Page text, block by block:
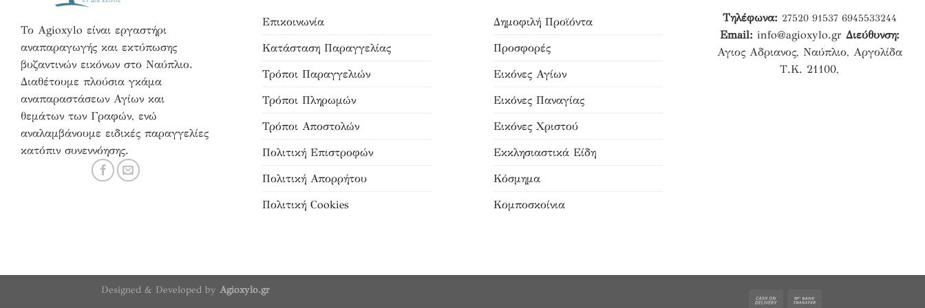
Το Agioxylo είναι εργαστήρι
αναπαραγωγής και εκτύπωσης
βυζαντινών εικόνων στο Ναύπλιο.
Διαθέτουμε πλούσια γκάμα
αναπαραστάσεων Αγίων και
θεμάτων των Γραφών, ενώ
αναλαμβάνουμε ειδικές παραγγελίες
κατόπιν συνεννόησης.
Επικοινωνία
Κατάσταση Παραγγελίας
Τρόποι Παραγγελιών
Τρόποι Πληρωμών
Τρόποι Αποστολών
Πολιτική Επιστροφών
Πολιτική Απορρήτου
Πολιτική Cookies
Δημοφιλή Προϊόντα
Προσφορές
Εικόνες Αγίων
Εικόνες Παναγίας
Εικόνες Χριστού
Εκκλησιαστικά Είδη
Κόσμημα
Κομποσκοίνια
Τηλέφωνα: 27520 91537 6945533244
Email: info@agioxylo.gr Διεύθυνση:
Αγιος Αδριανος, Ναύπλιο, Αργολίδα
Τ.Κ. 21100,
Designed & Developed by Agioxylo.gr